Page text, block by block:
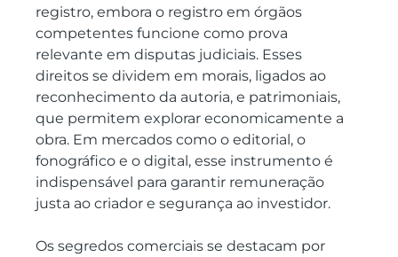
registro, embora o registro em órgãos
competentes funcione como prova
relevante em disputas judiciais. Esses
direitos se dividem em morais, ligados ao
reconhecimento da autoria, e patrimoniais,
que permitem explorar economicamente a
obra. Em mercados como o editorial, o
fonográfico e o digital, esse instrumento é
indispensável para garantir remuneração
justa ao criador e segurança ao investidor.
Os segredos comerciais se destacam por